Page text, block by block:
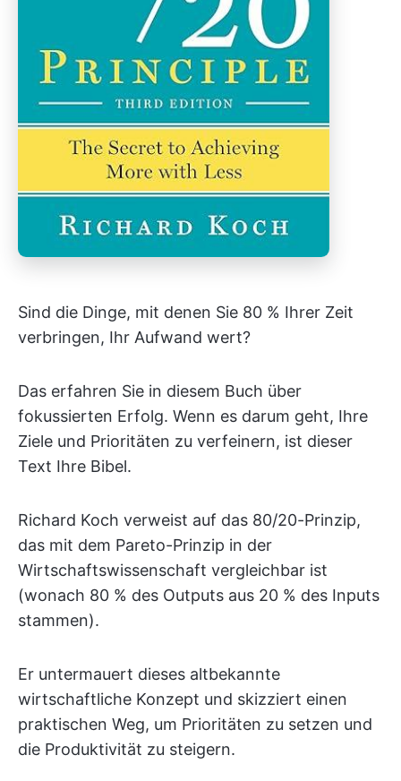
Sind die Dinge, mit denen Sie 80 % Ihrer Zeit
verbringen, Ihr Aufwand wert?
Das erfahren Sie in diesem Buch über
fokussierten Erfolg. Wenn es darum geht, Ihre
Ziele und Prioritäten zu verfeinern, ist dieser
Text Ihre Bibel.
Richard Koch verweist auf das 80/20-Prinzip,
das mit dem Pareto-Prinzip in der
Wirtschaftswissenschaft vergleichbar ist
(wonach 80 % des Outputs aus 20 % des Inputs
stammen).
Er untermauert dieses altbekannte
wirtschaftliche Konzept und skizziert einen
praktischen Weg, um Prioritäten zu setzen und
die Produktivität zu steigern.